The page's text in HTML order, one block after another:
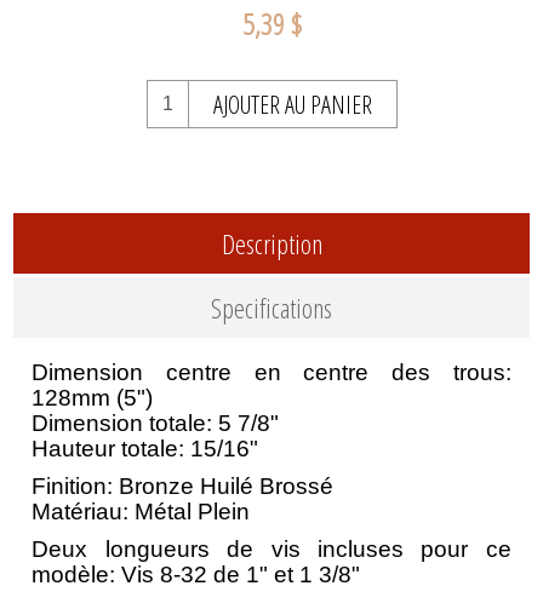
5,39 $
AJOUTER AU PANIER
Description
Specifications
Dimension centre en centre des trous:
128mm (5")
Dimension totale: 5 7/8"
Hauteur totale: 15/16"
Finition: Bronze Huilé Brossé
Matériau: Métal Plein
Deux longueurs de vis incluses pour ce
modèle: Vis 8-32 de 1" et 1 3/8"